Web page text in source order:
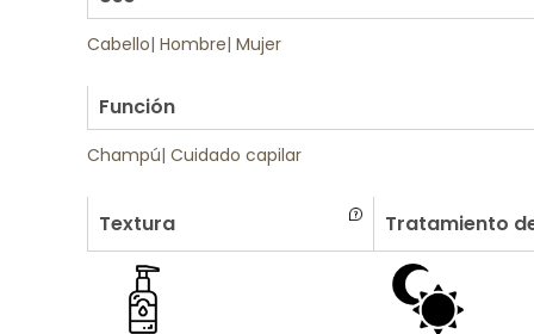
Cabello| Hombre| Mujer
Función
Champú| Cuidado capilar
Textura Tratamiento